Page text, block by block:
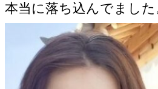
本当に落ち込んでました